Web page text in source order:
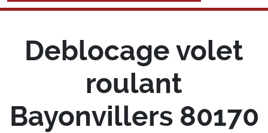
Deblocage volet
roulant
Bayonvillers 80170